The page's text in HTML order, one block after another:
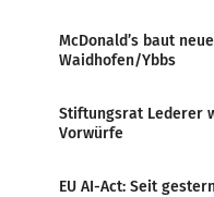
McDonald’s baut
Waidhofen/Ybbs
Stiftungsrat Lederer
Vorwürfe
EU AI-Act: Seit